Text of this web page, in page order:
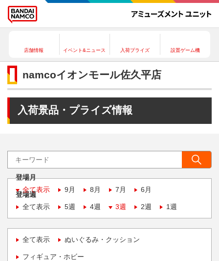
店舗情報 イベント&ニュース 入荷プライズ 設置ゲーム機
namcoイオンモール佐久平店
入荷景品・プライズ情報
登場月
全て表示
9月 8月 7月 6月
登場週
全て表示
5週 4週 3週 2週 1週
全て表示 ぬいぐるみ・クッション
フィギュア・ホビー